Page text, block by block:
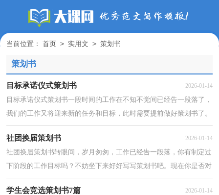
当前位置： 首页 > 实用文 > 策划书
策划书
目标承诺仪式策划书 2026-01-14
目标承诺仪式策划书一段时间的工作在不知不觉间已经告一段落了，
我们的工作又将迎来新的任务和目标，此时需要提前做好策划书了。
相信许多人会觉得策划书很难写吧，下面是小编整理...
社团换届策划书 2026-01-14
社团换届策划书转眼间，岁月匆匆，工作已经告一段落，你有制定过
下阶段的工作目标吗？不妨坐下来好好写写策划书吧。现在你是否对
策划书一筹莫展呢？以下是小编为大家收集的社团换届策...
学生会竞选策划书7篇 2026-01-14